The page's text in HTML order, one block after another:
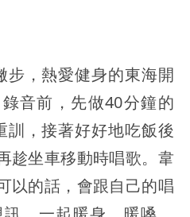
步，熱愛健身的東海開
音前，先做40分鐘的
訓，接著好好地吃飯後
趁坐車移動時唱歌。韋
以的話，會跟自己的唱